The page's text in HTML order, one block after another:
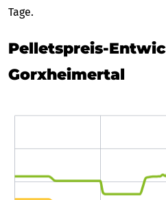
Tage.
Pelletspreis-
Gorxheimertal